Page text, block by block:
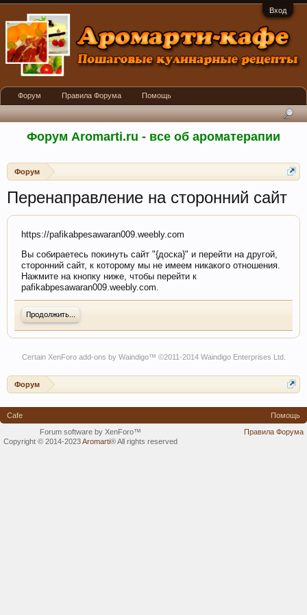
Вход
Форум Aromarti.ru - все об ароматерапии
Форум
Перенаправление на сторонний сайт
https://pafikabpesawaran009.weebly.com
Вы собираетесь покинуть сайт "{доска}" и перейти на другой,
сторонний сайт, к которому мы не имеем никакого отношения.
Нажмите на кнопку ниже, чтобы перейти к
pafikabpesawaran009.weebly.com.
Продолжить...
Certain XenForo add-ons by Waindigo™ ©2011-2014 Waindigo Enterprises Ltd.
Форум
Форум Правила Форума Помощь
Cafe
Помощь
Правила Форума
Forum software by XenForo™
Copyright © 2014-2023Aromarti®All rights reserved